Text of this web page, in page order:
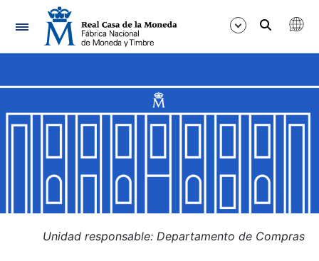
Navegación
Mostrar/Ocultar
Mostrar/Ocultar
Mostrar/Ocultar
Unidad responsable: Departamento de Compras